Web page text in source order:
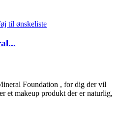
til ønskeliste
Foundation , for dig der vil
et makeup produkt der er naturlig,